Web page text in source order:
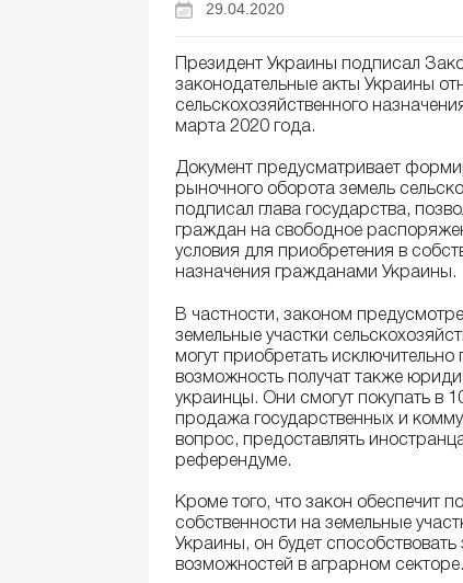
29.04.2020
Президент Украины подписал
законодательные акты Украины
сельскохозяйственного
марта 2020 года.
Документ предусматривает
рыночного оборота земель
подписал глава государства,
граждан на свободное
условия для приобретения в
назначения гражданами Украины.
В частности, законом
земельные участки
могут приобретать
возможность получат также
украинцы. Они смогут покупать в
продажа государственных и
вопрос, предоставлять
референдуме.
Кроме того, что закон обеспечит
собственности на земельные
Украины, он будет
возможностей в аграрном секторе.